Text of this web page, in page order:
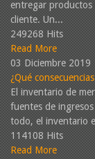
entregar productos
cliente. Un...
249268 Hits
Read More
03 Diciembre 2019
¿Qué
El inventario de
fuentes de
todo, el inventario
114108 Hits
Read More